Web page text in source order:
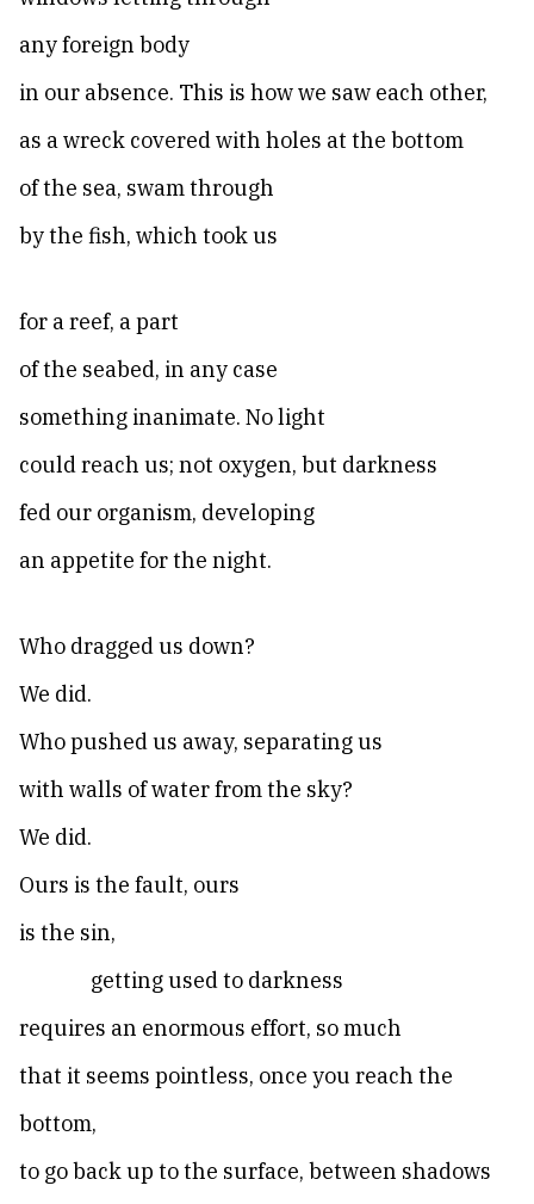
any foreign body
in our absence. This is how we saw each other,
as a wreck covered with holes at the bottom
of the sea, swam through
by the fish, which took us
for a reef, a part
of the seabed, in any case
something inanimate. No light
could reach us; not oxygen, but darkness
fed our organism, developing
an appetite for the night.
Who dragged us down?
We did.
Who pushed us away, separating us
with walls of water from the sky?
We did.
Ours is the fault, ours
is the sin,
getting used to darkness
requires an enormous effort, so much
that it seems pointless, once you reach the
bottom,
to go back up to the surface, between shadows